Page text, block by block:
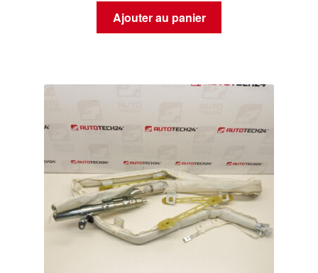
Ajouter au panier